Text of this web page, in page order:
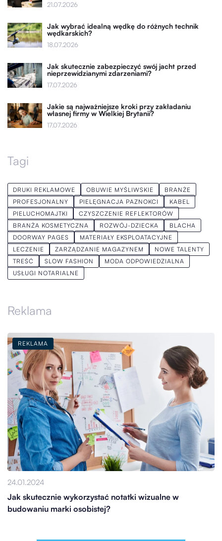
21.07.2026
Jak wybrać idealną wędkę do różnych technik
wędkarskich?
18.07.2026
Jak skutecznie zabezpieczyć swój jacht przed
nieprzewidzianymi zdarzeniami?
17.07.2026
Jakie są najważniejsze kroki przy zakładaniu
własnej firmy w Wielkiej Brytanii?
17.07.2026
Tagi
DRUKI REKLAMOWE OBUWIE MYŚLIWSKIE
BRANŻE
PROFESJONALNY
PIELĘGNACJA PAZNOKCI
KABEL
PIELUCHOMAJTKI
CZYSZCZENIE REFLEKTORÓW
BRANŻA KOSMETYCZNA
ROZWÓJ-DZIECKA
BLACHA
DOORWAY PAGES
MATERIAŁY EKSPLOATACYJNE
LECZENIE
ZARZĄDZANIE MAGAZYNEM
NOWE TALENTY
TREŚĆ
SLOW FASHION
MODA ODPOWIEDZIALNA
USŁUGI NOTARIALNE
Reklama
REKLAMA
24.01.2024
Jak skutecznie wykorzystać notatki wizualne w
budowaniu marki osobistej?